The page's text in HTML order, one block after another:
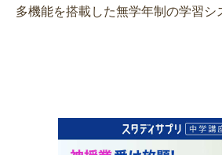
多機能を搭載した無学年制の学習シ